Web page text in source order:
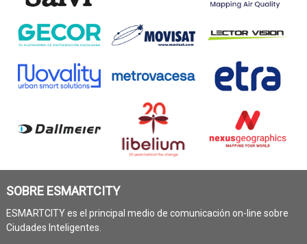
SOBRE ESMARTCITY
ESMARTCITY es el principal medio de comunicación on-line sobre
Ciudades Inteligentes.